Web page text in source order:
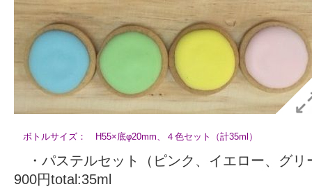
ボトルサイズ： H55×底φ20mm、４色セット（計35ml）
・パステルセット（ピンク、イエロー、グ
900円total:35ml